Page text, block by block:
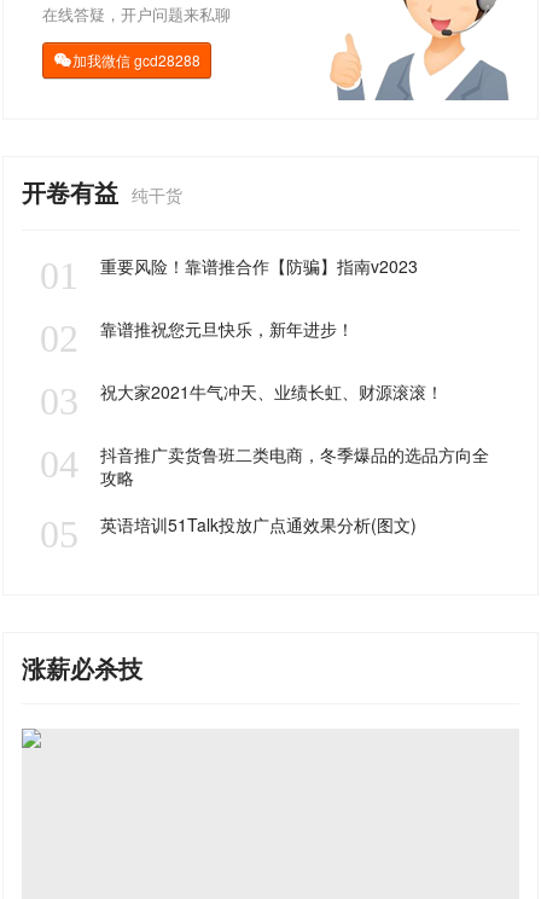
在线答疑，开户问题来私聊
加我微信gcd28288
开卷有益 纯干货
01 重要风险！靠谱推合作【防骗】指南v2023
02 靠谱推祝您元旦快乐，新年进步！
03 祝大家2021牛气冲天、业绩长虹、财源滚滚！
04
抖音推广卖货鲁班二类电商，冬季爆品的选品方向全
攻略
05 英语培训51Talk投放广点通效果分析(图文)
涨薪必杀技